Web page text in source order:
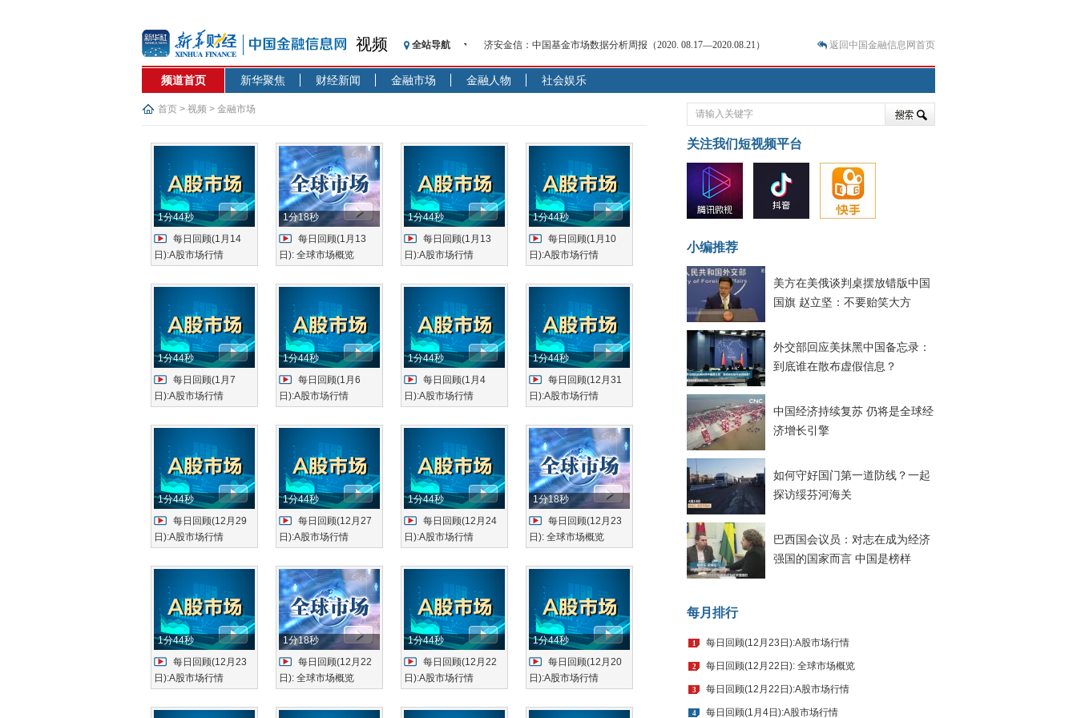
视频 全站导航
济安金信：中国基金市场数据分析周报（2020. 08.17—2020.08.21）
【见·闻】疫情下，新加坡旅游业步履维艰
记者手记：疫情下的香港零售业如何浴火重生？
【见·闻】疫情下一家香港传统零售商的转型突围之旅
济安金信：中国基金市场数据分析周报（2020. 07.27—2020.07.31）
【新华财经调查】同业存单、结构性存款玩起“跷跷板” 结构性失衡藏
在“隐秘的角落”
央行公开市场净投放300亿元 短端资金利率明显下行
基本面及股市双轮冲击 债市回调十年期债表现最弱
沥青期货连续两日涨逾3% 沪银及两粕涨势喜人
恒生聚源：北斗收官之星发射成功，全产业链解析
返回中国金融信息网首页
频道首页 新华聚焦 财经新闻 金融市场 金融人物 社会娱乐
首页 > 视频 > 金融市场
1分44秒
每日回顾(1月14
日):A股市场行情
1分18秒
每日回顾(1月13
日): 全球市场概览
1分44秒
每日回顾(1月13
日):A股市场行情
1分44秒
每日回顾(1月10
日):A股市场行情
1分44秒
每日回顾(1月7
日):A股市场行情
1分44秒
每日回顾(1月6
日):A股市场行情
1分44秒
每日回顾(1月4
日):A股市场行情
1分44秒
每日回顾(12月31
日):A股市场行情
1分44秒
每日回顾(12月29
日):A股市场行情
1分44秒
每日回顾(12月27
日):A股市场行情
1分44秒
每日回顾(12月24
日):A股市场行情
1分18秒
每日回顾(12月23
日): 全球市场概览
1分44秒
每日回顾(12月23
日):A股市场行情
1分18秒
每日回顾(12月22
日): 全球市场概览
1分44秒
每日回顾(12月22
日):A股市场行情
1分44秒
每日回顾(12月20
日):A股市场行情
关注我们短视频平台
小编推荐
美方在美俄谈判桌摆放错版中国
国旗 赵立坚：不要贻笑大方
外交部回应美抹黑中国备忘录：
到底谁在散布虚假信息？
中国经济持续复苏 仍将是全球经
济增长引擎
如何守好国门第一道防线？一起
探访绥芬河海关
巴西国会议员：对志在成为经济
强国的国家而言 中国是榜样
每月排行
1 每日回顾(12月23日):A股市场行情
2 每日回顾(12月22日): 全球市场概览
3 每日回顾(12月22日):A股市场行情
4 每日回顾(1月4日):A股市场行情